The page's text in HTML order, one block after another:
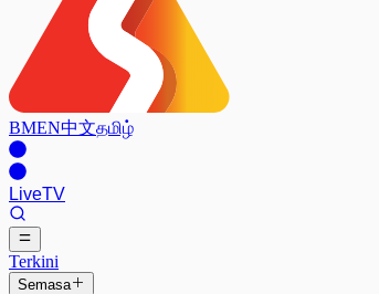
BMEN中文தமிழ்
LiveTV
Terkini
Semasa